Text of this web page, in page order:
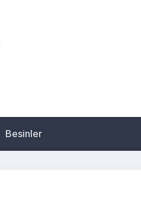
Besinler